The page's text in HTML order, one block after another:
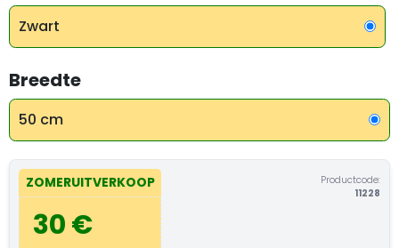
Zwart
Breedte
50 cm
ZOMERUITVERKOOP
30 €
Productcode:
11228